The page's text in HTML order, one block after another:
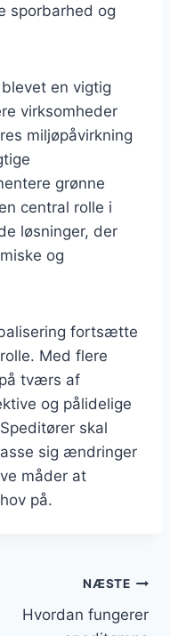
sporbarhed og
en vigtig
virksomheder
miljøpåvirkning
grønne
central rolle i
løsninger, der
og
fortsætte
Med flere
tværs af
og pålidelige
skal
sig ændringer
måder at
på.
NÆSTE
Hvordan fungerer